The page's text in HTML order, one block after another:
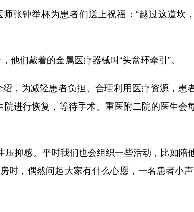
钟举杯为患者们送上祝福：“越过这道坎
们戴着的金属医疗器械叫“头盆环牵引”。
，为减轻患者负担、合理利用医疗资源，患
进行恢复，等待手术。重医附二院的医生会
抑感。平时我们也会组织一些活动，比如陪
时，偶然问起大家有什么心愿，一名患者小